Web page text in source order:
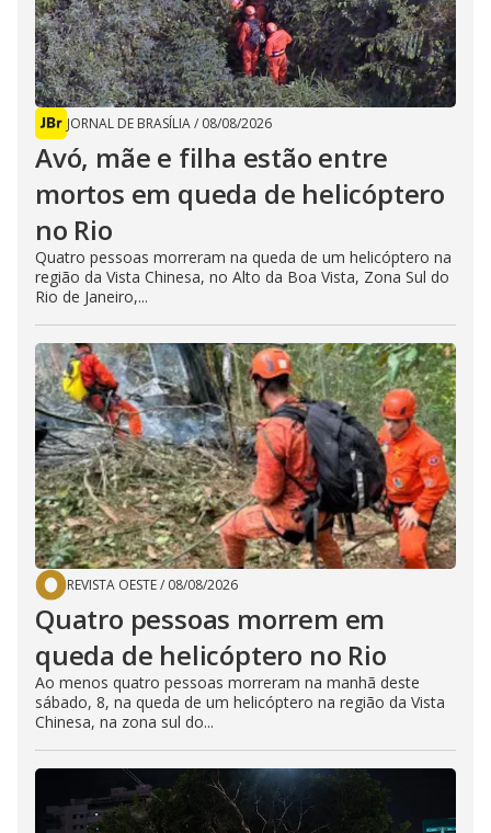
JORNAL DE BRASÍLIA/ 08/08/2026
Avó, mãe e filha estão entre
mortos em queda de helicóptero
no Rio
Quatro pessoas morreram na queda de um helicóptero na
região da Vista Chinesa, no Alto da Boa Vista, Zona Sul do
Rio de Janeiro,...
REVISTA OESTE/ 08/08/2026
Quatro pessoas morrem em
queda de helicóptero no Rio
Ao menos quatro pessoas morreram na manhã deste
sábado, 8, na queda de um helicóptero na região da Vista
Chinesa, na zona sul do...